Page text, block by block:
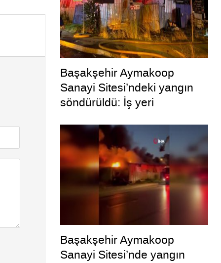
Başakşehir Aymakoop
Sanayi Sitesi’ndeki yangın
söndürüldü: İş yeri
Başakşehir Aymakoop
Sanayi Sitesi’nde yangın